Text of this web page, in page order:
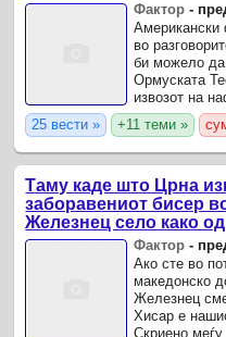
Фактор -
Американски
во
би можело
Ормуската
извозот на
25 вести » +11 теми »
Таму каде што Црна
заборавениот бисер
Железнец село како
приказни
Фактор -
Ако сте во
македонско
Железнец
Хисар е
Скриено